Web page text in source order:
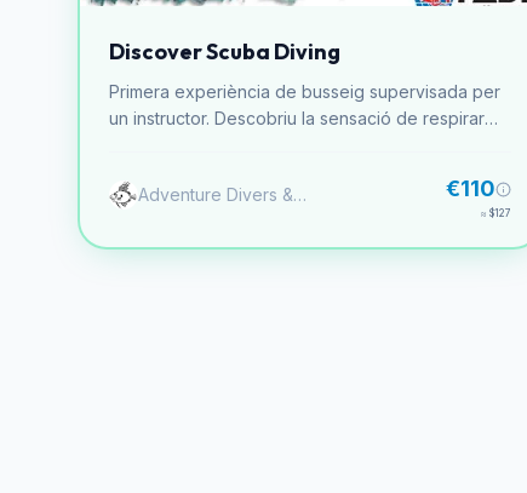
Discover Scuba Diving
Primera experiència de busseig supervisada per
un instructor. Descobriu la sensació de respirar
Adventure Divers & Activity Center €110
≈ $127